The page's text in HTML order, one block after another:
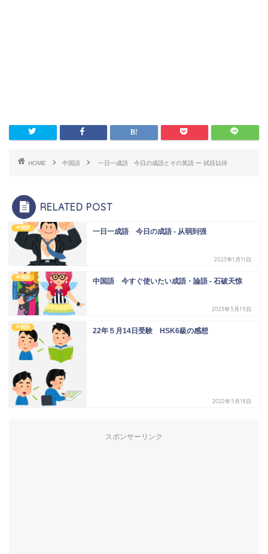
HOME 中国語 一日一成語 今日の成語とその英語 ー 拭目以待
RELATED POST
中国語 一日一成語 今日の成語 - 从弱到强
2023年1月11日
中国語 中国語 今すぐ使いたい成語・論語 - 石破天惊
2023年5月15日
中国語 22年５月14日受験 HSK6級の感想
2022年5月18日
スポンサーリンク